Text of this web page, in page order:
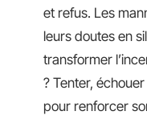
et refus. Les
leurs doutes en
transformer
? Tenter,
pour renforcer